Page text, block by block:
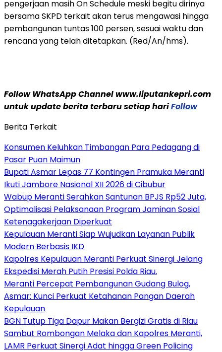
pengerjaan masih On Schedule meski begitu dirinya
bersama SKPD terkait akan terus mengawasi hingga
pembangunan tuntas 100 persen, sesuai waktu dan
rencana yang telah ditetapkan. (Red/An/hms).
Follow WhatsApp Channel www.liputankepri.com
untuk update berita terbaru setiap hariFollow
Berita Terkait
Konsumen Keluhkan Timbangan Para Pedagang di
Pasar Puan Maimun
Bupati Asmar Lepas 77 Kontingen Pramuka Meranti
Ikuti Jambore Nasional XII 2026 di Cibubur
Wabup Meranti Serahkan Santunan BPJS Rp52 Juta,
Optimalisasi Pelaksanaan Program Jaminan Sosial
Ketenagakerjaan Diperkuat
Kepulauan Meranti Siap Wujudkan Layanan Publik
Modern Berbasis IKD
Kapolres Kepulauan Meranti Perkuat Sinergi Jelang
Ekspedisi Merah Putih Presisi Polda Riau.
Meranti Percepat Pembangunan Gudang Bulog,
Asmar: Kunci Perkuat Ketahanan Pangan Daerah
Kepulauan
BGN Tutup Tiga Dapur Makan Bergizi Gratis di Riau
Sambut Rombongan Melaka dan Kapolres Meranti,
LAMR Perkuat Sinergi Adat hingga Green Policing